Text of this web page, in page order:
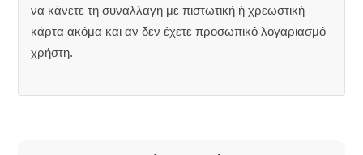
να κάνετε τη συναλλαγή με πιστωτική ή χρεωστική
κάρτα ακόμα και αν δεν έχετε προσωπικό λογαριασμό
χρήστη.